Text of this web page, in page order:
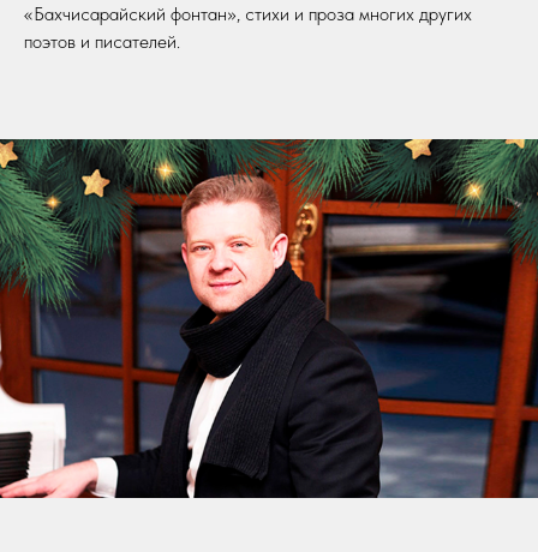
«Бахчисарайский фонтан», стихи и проза многих других
поэтов и писателей.